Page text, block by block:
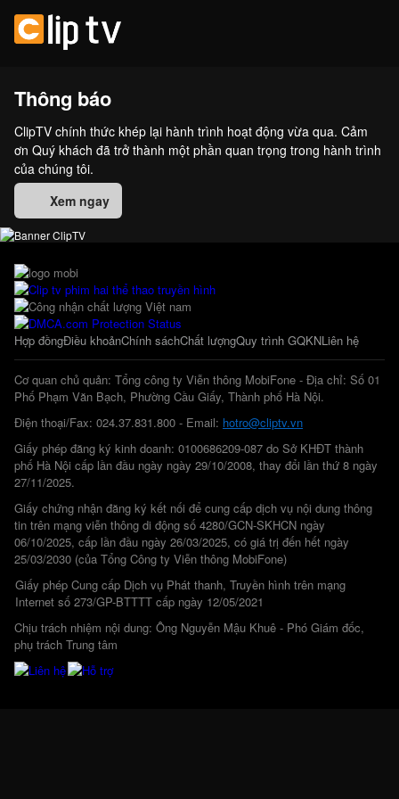
Thông báo
ClipTV chính thức khép lại hành trình hoạt động vừa qua. Cảm
ơn Quý khách đã trở thành một phần quan trọng trong hành trình
của chúng tôi.
Xem ngay
Hợp đồngĐiều khoảnChính sáchChất lượngQuy trình GQKNLiên hệ
Cơ quan chủ quản: Tổng công ty Viễn thông MobiFone - Địa chỉ: Số 01
Phố Phạm Văn Bạch, Phường Cầu Giấy, Thành phố Hà Nội.
Điện thoại/Fax: 024.37.831.800 - Email: hotro@cliptv.vn
Giấy phép đăng ký kinh doanh: 0100686209-087 do Sở KHĐT thành
phố Hà Nội cấp lần đầu ngày ngày 29/10/2008, thay đổi lần thứ 8 ngày
27/11/2025.
Giấy chứng nhận đăng ký kết nối để cung cấp dịch vụ nội dung thông
tin trên mạng viễn thông di động số 4280/GCN-SKHCN ngày
06/10/2025, cấp lần đầu ngày 26/03/2025, có giá trị đến hết ngày
25/03/2030 (của Tổng Công ty Viễn thông MobiFone)
Giấy phép Cung cấp Dịch vụ Phát thanh, Truyền hình trên mạng
Internet số 273/GP-BTTTT cấp ngày 12/05/2021
Chịu trách nhiệm nội dung: Ông Nguyễn Mậu Khuê - Phó Giám đốc,
phụ trách Trung tâm